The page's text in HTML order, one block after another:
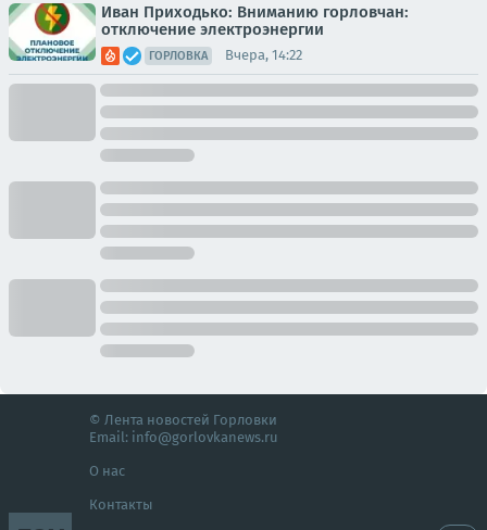
Иван Приходько: Вниманию горловчан:
отключение электроэнергии
ГОРЛОВКА Вчера, 14:22
© Лента новостей Горловки
Email: info@gorlovkanews.ru
О нас
Контакты